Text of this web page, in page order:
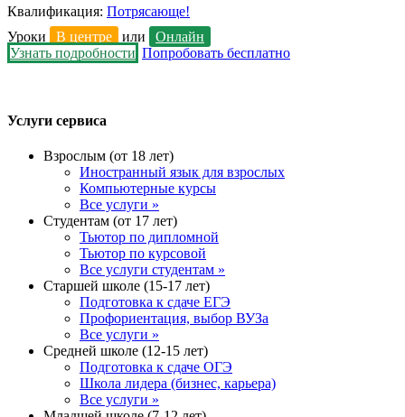
Квалификация: Потрясающе!
Уроки
В центре или
Онлайн
Узнать подробности Попробовать бесплатно
Услуги сервиса
Взрослым (от 18 лет)
Иностранный язык для взрослых
Компьютерные курсы
Все услуги »
Студентам (от 17 лет)
Тьютор по дипломной
Тьютор по курсовой
Все услуги студентам »
Старшей школе (15-17 лет)
Подготовка к сдаче ЕГЭ
Профориентация, выбор ВУЗа
Все услуги »
Средней школе (12-15 лет)
Подготовка к сдаче ОГЭ
Школа лидера (бизнес, карьера)
Все услуги »